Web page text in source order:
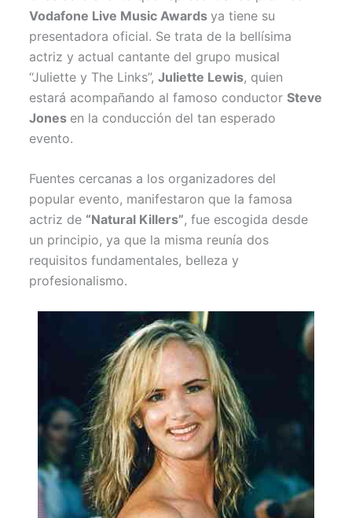
Vodafone Live Music Awardsya tiene su
presentadora oficial. Se trata de la bellísima
actriz y actual cantante del grupo musical
“Juliette y The Links”,Juliette Lewis, quien
estará acompañando al famoso conductorSteve
Jones en la conducción del tan esperado
evento.
Fuentes cercanas a los organizadores del
popular evento, manifestaron que la famosa
actriz de “Natural Killers”, fue escogida desde
un principio, ya que la misma reunía dos
requisitos fundamentales, belleza y
profesionalismo.